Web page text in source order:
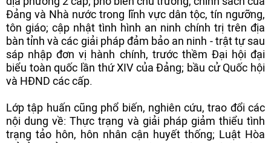
Đảng và Nhà nước trong lĩnh vực dân tộc, tín ngưỡng,
tôn giáo; cập nhật tình hình an ninh chính trị trên địa
bàn tỉnh và các giải pháp đảm bảo an ninh - trật tự sau
sáp nhập đơn vị hành chính, trước thềm Đại hội đại
biểu toàn quốc lần thứ XIV của Đảng; bầu cử Quốc hội
và HĐND các cấp.
Lớp tập huấn cũng phổ biến, nghiên cứu, trao đổi các
nội dung về: Thực trạng và giải pháp giảm thiểu tình
trạng tảo hôn, hôn nhân cận huyết thống; Luật Hòa